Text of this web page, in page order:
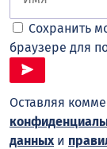
Сохранить
браузере для
Оставляя
данных и